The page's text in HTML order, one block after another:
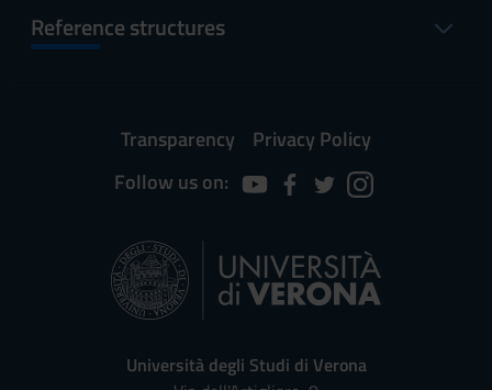
Reference structures
Transparency
Privacy Policy
Follow us on:
Università degli Studi di Verona